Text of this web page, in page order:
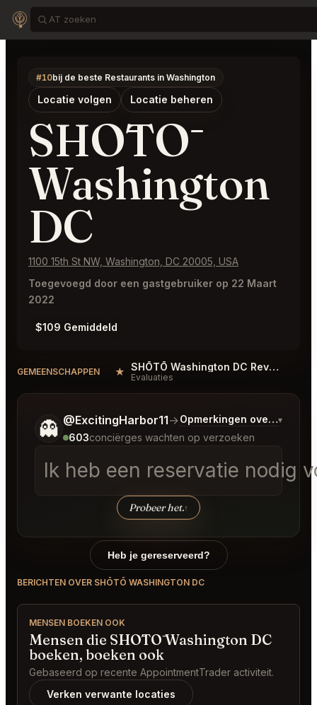
#10bij de beste Restaurants in Washington
Locatie volgen Locatie beheren
SHŌTŌ
Washington
DC
1100 15th St NW, Washington, DC 20005, USA
Toegevoegd door een gastgebruiker op 22 Maart
2022
$109 Gemiddeld
GEMEENSCHAPPEN ★ SHŌTŌ Washington DC Reviews
Evaluaties
👻 @ExcitingHarbor11→Opmerkingen over Laatste
▾
603conciërges wachten op verzoeken
Ik heb een reservatie nodig
Probeer het.↑
Vertel me wat je wilt.
Heb je gereserveerd?
BERICHTEN OVER SHŌTŌ WASHINGTON DC
MENSEN BOEKEN OOK
Mensen die SHŌTŌ Washington DC
boeken, boeken ook
Gebaseerd op recente AppointmentTrader activiteit.
Verken verwante locaties